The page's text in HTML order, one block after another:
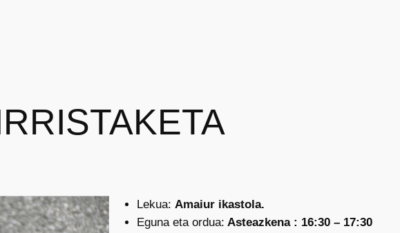
Lekua: Amaiur ikastola.
Eguna eta ordua: Asteazkena : 16:30 – 17:30